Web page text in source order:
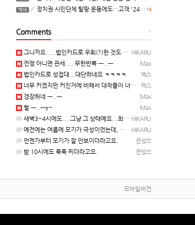
+1
정치권·시민단체 탈팡 운동에도…고객 '2470만명' 원상 회복, "고물가에 돌팡"
+
Comments
HIKARU
그니까요.....법인카드로 우회(?)한 것도 아니고, 대놓고...ㅋ ㅋ)
Max
전쟁 아니면 관세.... 무한반복 ㅡ..ㅡ
엑스
법인카드로 성접대...대단하네요 ㅋㅋㅋㅋ
엑스
너무 커졌지만 커진거에 비해서 대작들이 너무 줄었죠.........
Max
갱장허네 ㅡ..ㅡ
Max
헐 ㅡ..ㅡy~
HIKARU
새벽3~4시에도....그냥 그 상태예요...최근 1주일은....
HIKARU
예전에는 여름에 모기가 극성이었는데, 여름에는 안나오는 것 같은.....ㅎ ㅎ)
은성쓰
언젠가부터 모기가 잘 안보이더라고요.
은성쓰
밤 10시에도 푹푹 찌더라고요.
모바일버전